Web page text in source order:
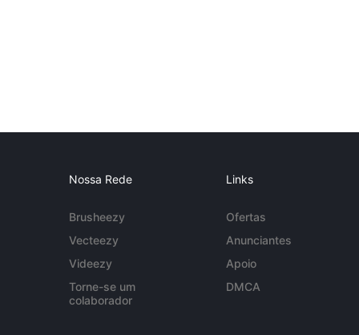
Nossa Rede
Brusheezy
Vecteezy
Videezy
Torne-se um
colaborador
Links
Ofertas
Anunciantes
Apoio
DMCA